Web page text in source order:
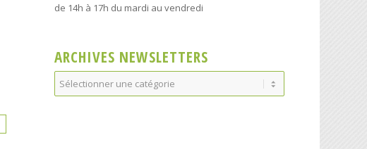
de 14h à 17h du mardi au vendredi
ARCHIVES NEWSLETTERS
Archives
Newsletters